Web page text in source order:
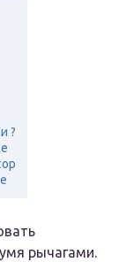
?
рычагами.